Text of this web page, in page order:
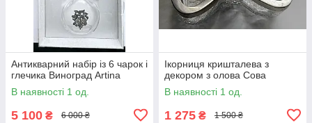
Антикварний набір із 6 чарок і
глечика Виноград Artina
В наявності 1 од.
5 100 ₴ 6 000 ₴
Ікорниця кришталева з
декором з олова Сова
В наявності 1 од.
1 275 ₴ 1 500 ₴